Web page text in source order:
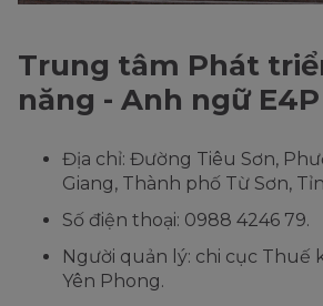
Trung tâm Phát
năng - Anh ngữ E4P
Địa chỉ: Đường Tiêu Sơn,
Giang, Thành phố Từ Sơn,
Số điện thoại: 0988 4246 79.
Người quản lý: chi cục Thuế
Yên Phong.